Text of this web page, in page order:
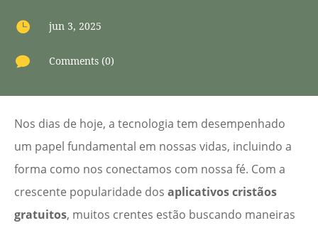
 jun 3, 2025
 Comments (0)
Nos dias de hoje, a tecnologia tem desempenhado
um papel fundamental em nossas vidas, incluindo a
forma como nos conectamos com nossa fé. Com a
crescente popularidade dos aplicativos cristãos
gratuitos, muitos crentes estão buscando maneiras